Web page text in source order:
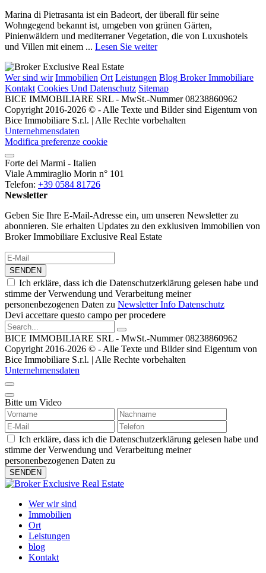
Marina di Pietrasanta ist ein Badeort, der überall für seine
Wohngegend bekannt ist, umgeben von grünen Gärten,
Pinienwäldern und mediterraner Vegetation, die von Luxushotels
und Villen mit einem ... Lesen Sie weiter
Wer sind wir Immobilien Ort Leistungen Blog Broker Immobiliare
Kontakt Cookies Und Datenschutz Sitemap
BICE IMMOBILIARE SRL - MwSt.-Nummer 08238860962
Copyright 2016-2026 © - Alle Texte und Bilder sind Eigentum von
Bice Immobiliare S.r.l. | Alle Rechte vorbehalten
Unternehmensdaten
Modifica preferenze cookie
Forte dei Marmi - Italien
Viale Ammiraglio Morin n° 101
Telefon: +39 0584 81726
Newsletter
Geben Sie Ihre E-Mail-Adresse ein, um unseren Newsletter zu
abonnieren. Sie erhalten Updates zu den exklusiven Immobilien von
Broker Immobiliare Exclusive Real Estate
SENDEN
Ich erkläre, dass ich die Datenschutzerklärung gelesen habe und
stimme der Verwendung und Verarbeitung meiner
personenbezogenen Daten zu Newsletter Info Datenschutz
Devi accettare questo campo per procedere
BICE IMMOBILIARE SRL - MwSt.-Nummer 08238860962
Copyright 2016-2026 © - Alle Texte und Bilder sind Eigentum von
Bice Immobiliare S.r.l. | Alle Rechte vorbehalten
Unternehmensdaten
Bitte um Video
Ich erkläre, dass ich die Datenschutzerklärung gelesen habe und
stimme der Verwendung und Verarbeitung meiner
personenbezogenen Daten zu
Wer wir sind
Immobilien
Ort
Leistungen
blog
Kontakt